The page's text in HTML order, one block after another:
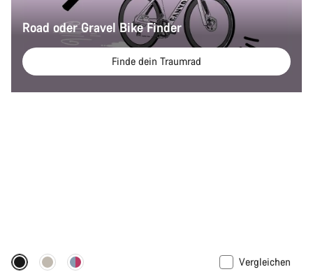
Road oder Gravel Bike Finder
Finde dein Traumrad
Neu
Vergleichen